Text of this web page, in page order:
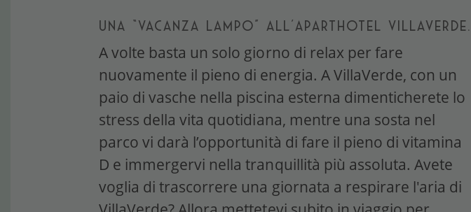
UNA “VACANZA LAMPO” ALL’APARTHOTEL VILLAVERDE.
A volte basta un solo giorno di relax per fare
nuovamente il pieno di energia. A VillaVerde, con un
paio di vasche nella piscina esterna dimenticherete lo
stress della vita quotidiana, mentre una sosta nel
parco vi darà l’opportunità di fare il pieno di vitamina
D e immergervi nella tranquillità più assoluta. Avete
voglia di trascorrere una giornata a respirare l'aria di